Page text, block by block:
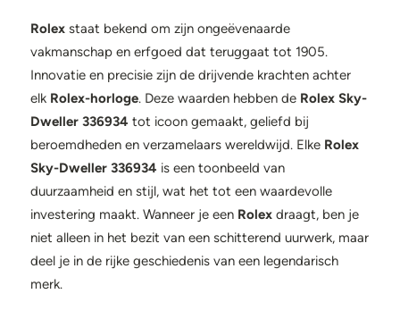
Rolex staat bekend om zijn ongeëvenaarde
vakmanschap en erfgoed dat teruggaat tot 1905.
Innovatie en precisie zijn de drijvende krachten achter
elk Rolex-horloge. Deze waarden hebben de Rolex Sky-
Dweller 336934 tot icoon gemaakt, geliefd bij
beroemdheden en verzamelaars wereldwijd. Elke Rolex
Sky-Dweller 336934 is een toonbeeld van
duurzaamheid en stijl, wat het tot een waardevolle
investering maakt. Wanneer je een Rolex draagt, ben je
niet alleen in het bezit van een schitterend uurwerk, maar
deel je in de rijke geschiedenis van een legendarisch
merk.